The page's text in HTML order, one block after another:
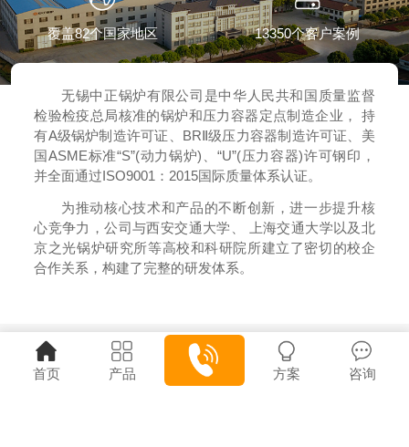
覆盖82个国家地区 13350个客户案例
无锡中正锅炉有限公司是中华人民共和国质量监督
检验检疫总局核准的锅炉和压力容器定点制造企业， 持
有A级锅炉制造许可证、BRⅡ级压力容器制造许可证、美
国ASME标准“S”(动力锅炉)、“U”(压力容器)许可钢印，
并全面通过ISO9001：2015国际质量体系认证。
为推动核心技术和产品的不断创新，进一步提升核
心竞争力，公司与西安交通大学、 上海交通大学以及北
京之光锅炉研究所等高校和科研院所建立了密切的校企
合作关系，构建了完整的研发体系。
联系我们
首页 产品 方案 咨询